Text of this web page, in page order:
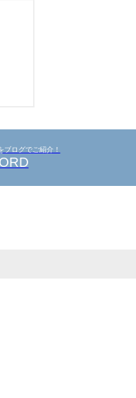
ブログでご紹介！